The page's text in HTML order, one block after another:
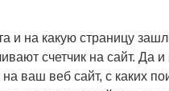
и на какую страницу
счетчик на сайт. Да
ваш веб сайт, с каких